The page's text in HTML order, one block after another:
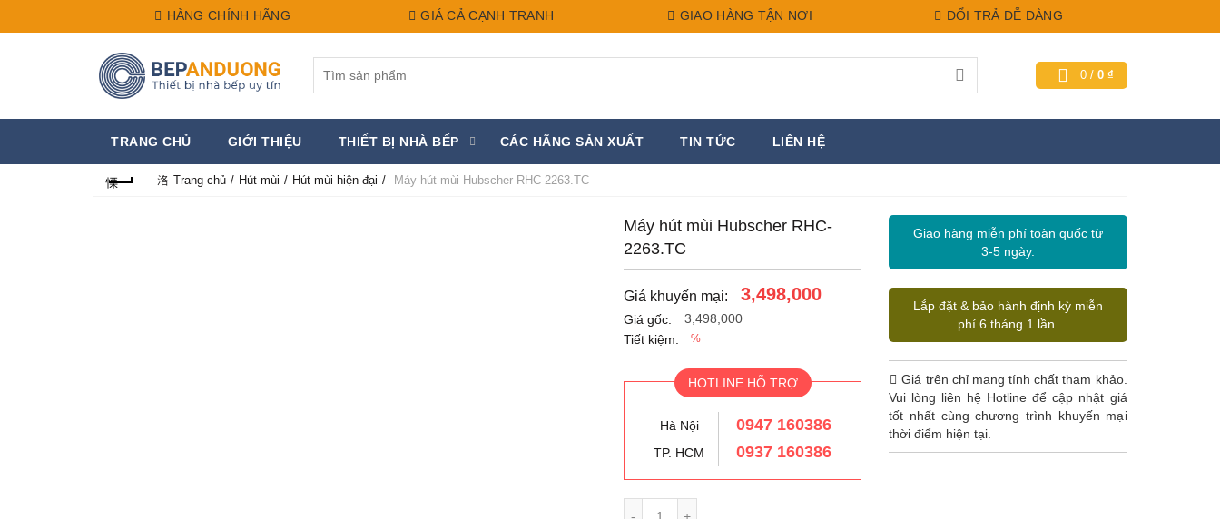
HÀNG CHÍNH HÃNG GIÁ CẢ CẠNH TRANH GIAO HÀNG TẬN NƠI ĐỔI TRẢ DỄ DÀNG
0 / 0 ₫
TRANG CHỦ GIỚI THIỆU THIẾT BỊ NHÀ BẾP CÁC HÃNG SẢN XUẤT TIN TỨC LIÊN HỆ
Trang chủ Hút mùi Hút mùi hiện đại Máy hút mùi Hubscher RHC-2263.TC
Máy hút mùi Hubscher RHC-
2263.TC
Giá khuyến mại: 3,498,000
Giá gốc:
3,498,000
Tiết kiệm:
%
HOTLINE HỖ TRỢ
Hà Nội 0947 160386
TP. HCM 0937 160386
Giao hàng miễn phí toàn quốc từ
3-5 ngày.
Lắp đặt & bảo hành định kỳ miễn
phí 6 tháng 1 lần.
Giá trên chỉ mang tính chất tham khảo.
Vui lòng liên hệ Hotline để cập nhật giá
tốt nhất cùng chương trình khuyến mại
thời điểm hiện tại.